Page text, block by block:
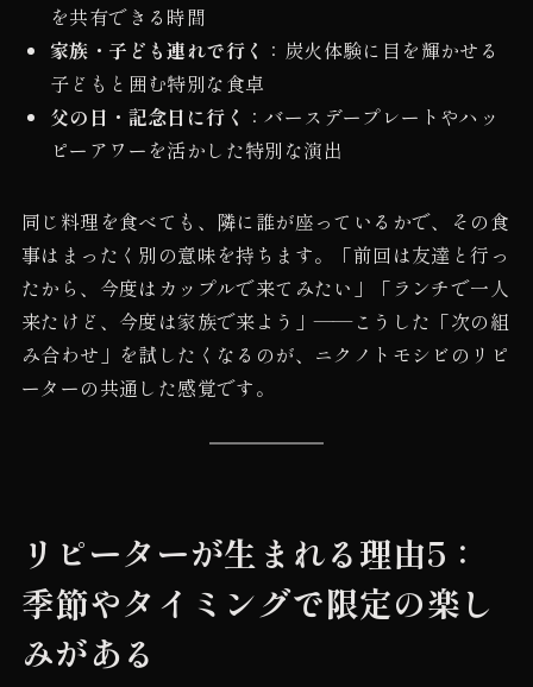
を共有できる時間
家族・子ども連れで行く ：炭火体験に目を輝かせる
子どもと囲む特別な食卓
父の日・記念日に行く ：バースデープレートやハッ
ピーアワーを活かした特別な演出
同じ料理を食べても、隣に誰が座っているかで、その食
事はまったく別の意味を持ちます。「前回は友達と行っ
たから、今度はカップルで来てみたい」「ランチで一人
来たけど、今度は家族で来よう」——こうした「次の組
み合わせ」を試したくなるのが、ニクノトモシビのリピ
ーターの共通した感覚です。
リピーターが生まれる理由5：
季節やタイミングで限定の楽し
みがある